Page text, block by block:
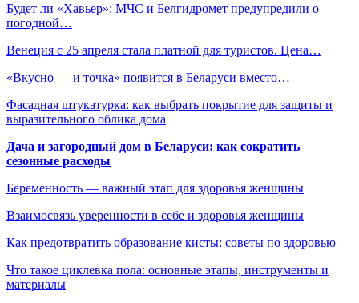
Будет ли «Хавьер»: МЧС и Белгидромет предупредили о
погодной…
Венеция с 25 апреля стала платной для туристов. Цена…
«Вкусно — и точка» появится в Беларуси вместо…
Фасадная штукатурка: как выбрать покрытие для защиты и
выразительного облика дома
Дача и загородный дом в Беларуси: как сократить
сезонные расходы
Беременность — важный этап для здоровья женщины
Взаимосвязь уверенности в себе и здоровья женщины
Как предотвратить образование кисты: советы по здоровью
Что такое циклевка пола: основные этапы, инструменты и
материалы